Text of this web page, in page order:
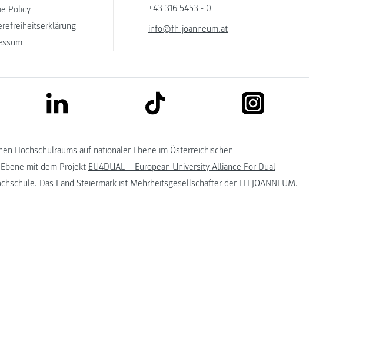
Policy
+43 316 5453 - 0
info@fh-joanneum.at
link to linkedin link to tiktok link to instagram
Hochschulraums auf nationaler Ebene im Österreichischen
mit dem Projekt EU4DUAL – European University Alliance For Dual
Das Land Steiermark ist Mehrheitsgesellschafter der FH JOANNEUM.